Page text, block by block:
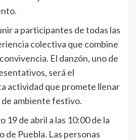
a participantes de todas las
colectiva que combine
El danzón, uno de
será el
actividad que promete llenar
ambiente festivo.
19 de abril a las 10:00 de la
de Puebla. Las personas